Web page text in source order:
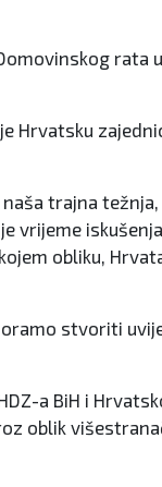
rata
trajna
vrijeme
obliku,
stvoriti
a BiH i
oblik